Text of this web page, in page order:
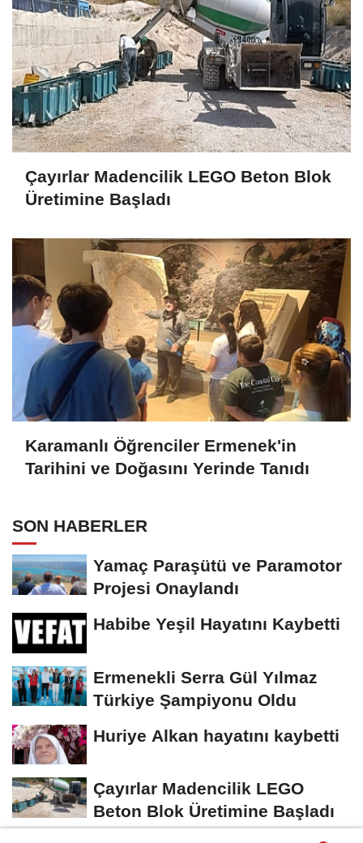
Çayırlar Madencilik LEGO Beton Blok
Üretimine Başladı
Karamanlı Öğrenciler Ermenek'in
Tarihini ve Doğasını Yerinde Tanıdı
SON HABERLER
Yamaç Paraşütü ve Paramotor
Projesi Onaylandı
Habibe Yeşil Hayatını Kaybetti
Ermenekli Serra Gül Yılmaz
Türkiye Şampiyonu Oldu
Huriye Alkan hayatını kaybetti
Çayırlar Madencilik LEGO
Beton Blok Üretimine Başladı